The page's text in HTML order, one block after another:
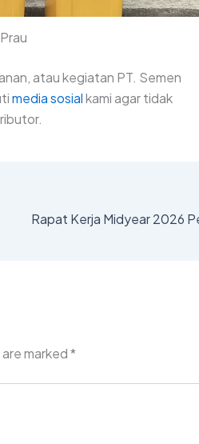
atau kegiatan PT. Semen
media sosialkami agar tidak
marked*